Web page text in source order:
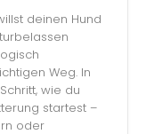
deinen Hund
Weg. In
wie du
startest –
oder